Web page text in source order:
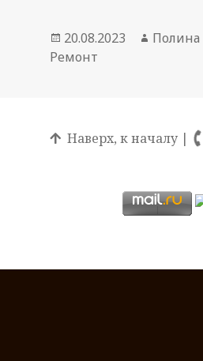
Опубликовано
20.08.2023 Автор
Полина
Ремонт
Наверх, к началу |